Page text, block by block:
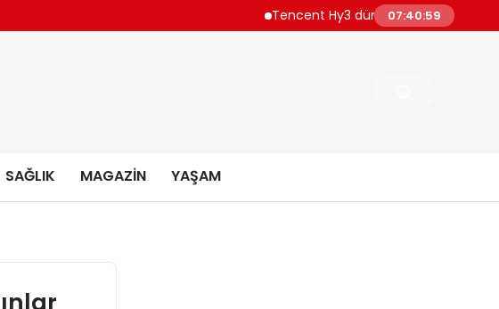
Tencent Hy3 dünya genelinde kullanıma
07:41:00
SAĞLIK MAGAZIN YAŞAM